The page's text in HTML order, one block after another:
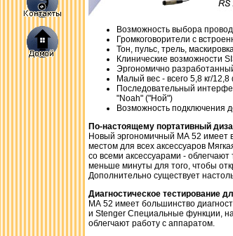
Возможность выбора
Громкоговорители с
Тон, пульс, трель,
Клинические возможности
Эргономично
Малый вес - всего 5,8 кг/
Последовательный
"Noah" ("Ной")
Возможность подключения
По-настоящему портативный
Новый эргономичный МА 52 имеет
местом для всех аксессуаров
со всеми аксессуарами -
меньше минуты для того, чтобы
Дополнительно существует
Диагностическое тестирование
МА 52 имеет большинство
и Stenger Специальные функции,
облегчают работу с аппаратом.